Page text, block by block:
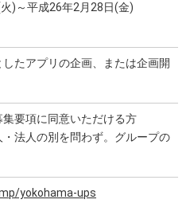
)～平成26年2月28日(金)
したアプリの企画、または企画開
集要項に同意いただける方
・法人の別を問わず。グループの
yokohama-ups